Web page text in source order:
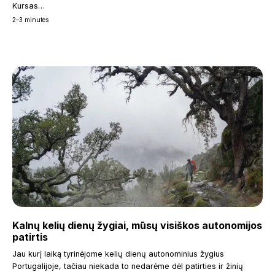
Kursas…
2–3 minutes
Kalnų kelių dienų žygiai, mūsų visiškos autonomijos
patirtis
Jau kurį laiką tyrinėjome kelių dienų autonominius žygius
Portugalijoje, tačiau niekada to nedarėme dėl patirties ir žinių